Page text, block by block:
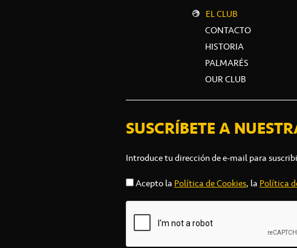
EL CLUB
CONTACTO
HISTORIA
PALMARÉS
OUR CLUB
SUSCRÍBETE A
Introduce tu dirección de e-mail para
Acepto la Política de Cookies, la Política